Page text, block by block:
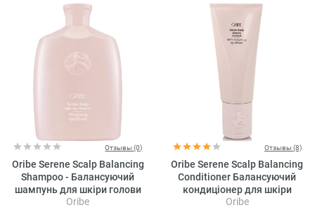
Отзывы (0)
Oribe Serene Scalp Balancing
Shampoo - Балансуючий
шампунь для шкіри голови
«Справжня гармонія»
Oribe
Отзывы (8)
Oribe Serene Scalp Balancing
Conditioner Балансуючий
кондиціонер для шкіри
голови «Справжня гармонія»
Oribe